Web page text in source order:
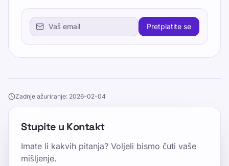
Pretplatite se
Zadnje ažuriranje: 2026-02-04
Stupite u Kontakt
Imate li kakvih pitanja? Voljeli bismo čuti vaše
mišljenje.